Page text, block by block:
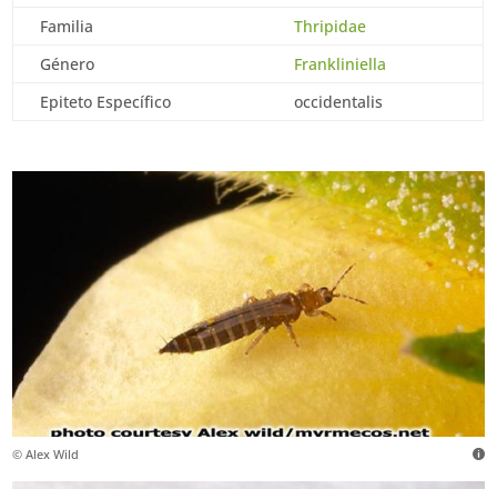
Familia
Thripidae
Género
Frankliniella
Epiteto Específico
occidentalis
© Alex Wild